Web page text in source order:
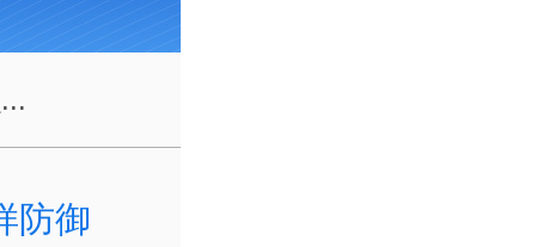
防御